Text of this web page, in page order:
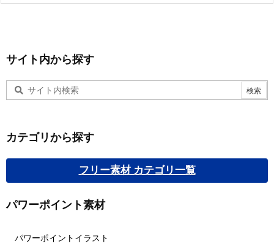
サイト内から探す
カテゴリから探す
フリー素材 カテゴリ一覧
パワーポイント素材
パワーポイントイラスト